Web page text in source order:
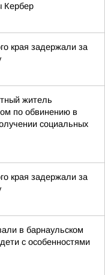
Кербер
края задержали за
житель
по обвинению в
социальных
края задержали за
в барнаульском
с особенностями